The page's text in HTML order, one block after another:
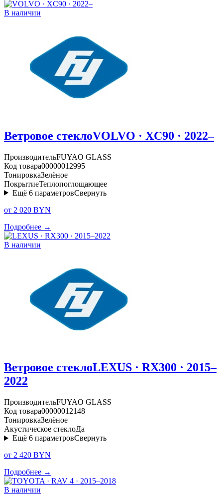
В наличии
Ветровое стеклоVOLVO · XC90 · 2022–
ПроизводительFUYAO GLASS
Код товара00000012995
ТонировкаЗелёное
ПокрытиеТеплопоглощающее
Ещё 6 параметровСвернуть
от 2 020 BYN
Подробнее →
В наличии
Ветровое стеклоLEXUS · RX300 · 2015–
2022
ПроизводительFUYAO GLASS
Код товара00000012148
ТонировкаЗелёное
Акустическое стеклоДа
Ещё 6 параметровСвернуть
от 2 420 BYN
Подробнее →
В наличии